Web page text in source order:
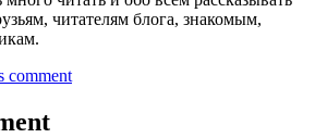
читателям блога, знакомым,
comment